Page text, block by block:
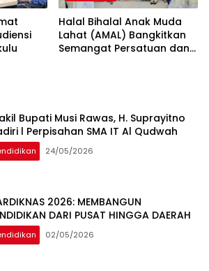
Halal Bihalal Anak Muda
Lahat (AMAL) Bangkitkan
Semangat Persatuan dan
Bupati Musi Rawas, H. Suprayitno
l Perpisahan SMA IT Al Qudwah
24/05/2026
2026: MEMBANGUN
DARI PUSAT HINGGA DAERAH
02/05/2026